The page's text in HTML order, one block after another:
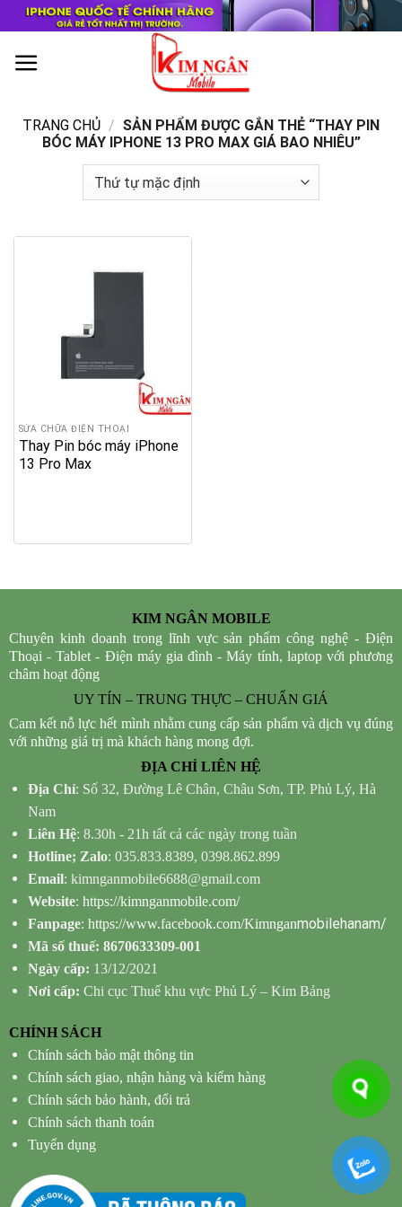
Skip
to
content
TRANG CHỦ / SẢN PHẨM ĐƯỢC GẮN THẺ “THAY PIN
BÓC MÁY IPHONE 13 PRO MAX GIÁ BAO NHIÊU”
SỬA CHỮA ĐIỆN THOẠI
Thay Pin bóc máy iPhone
13 Pro Max
KIM NGÂN MOBILE
Chuyên kinh doanh trong lĩnh vực sản phẩm công nghệ - Điện
Thoại - Tablet - Điện máy gia đình - Máy tính, laptop với phương
châm hoạt động
UY TÍN – TRUNG THỰC – CHUẨN GIÁ
Cam kết nỗ lực hết mình nhằm cung cấp sản phẩm và dịch vụ đúng
với những giá trị mà khách hàng mong đợi.
ĐỊA CHỈ LIÊN HỆ
Địa Chỉ: Số 32, Đường Lê Chân, Châu Sơn, TP. Phủ Lý, Hà
Nam
Liên Hệ: 8.30h - 21h tất cả các ngày trong tuần
Hotline; Zalo: 035.833.8389, 0398.862.899
Email: kimnganmobile6688@gmail.com
Website: https://kimnganmobile.com/
Fanpage: https://www.facebook.com/Kimnganmobilehanam/
Mã số thuế: 8670633309-001
Ngày cấp: 13/12/2021
Nơi cấp: Chi cục Thuế khu vực Phủ Lý – Kim Bảng
CHÍNH SÁCH
Chính sách bảo mật thông tin
Chính sách giao, nhận hàng và kiểm hàng
Chính sách bảo hành, đổi trả
Chính sách thanh toán
Tuyển dụng